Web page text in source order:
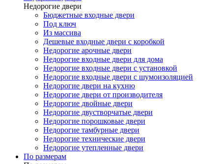
Недорогие двери
Бюджетные входные двери
Под ключ
Из массива
Дешевые входные двери с коробкой
Недорогие арочные двери
Недорогие входные двери для дома
Недорогие входные двери с установкой
Недорогие входные двери с шумоизоляцией
Недорогие двери на кухню
Недорогие двери от производителя
Недорогие двойные двери
Недорогие двустворчатые двери
Недорогие порошковые двери
Недорогие тамбурные двери
Недорогие технические двери
Недорогие утепленные двери
По размерам